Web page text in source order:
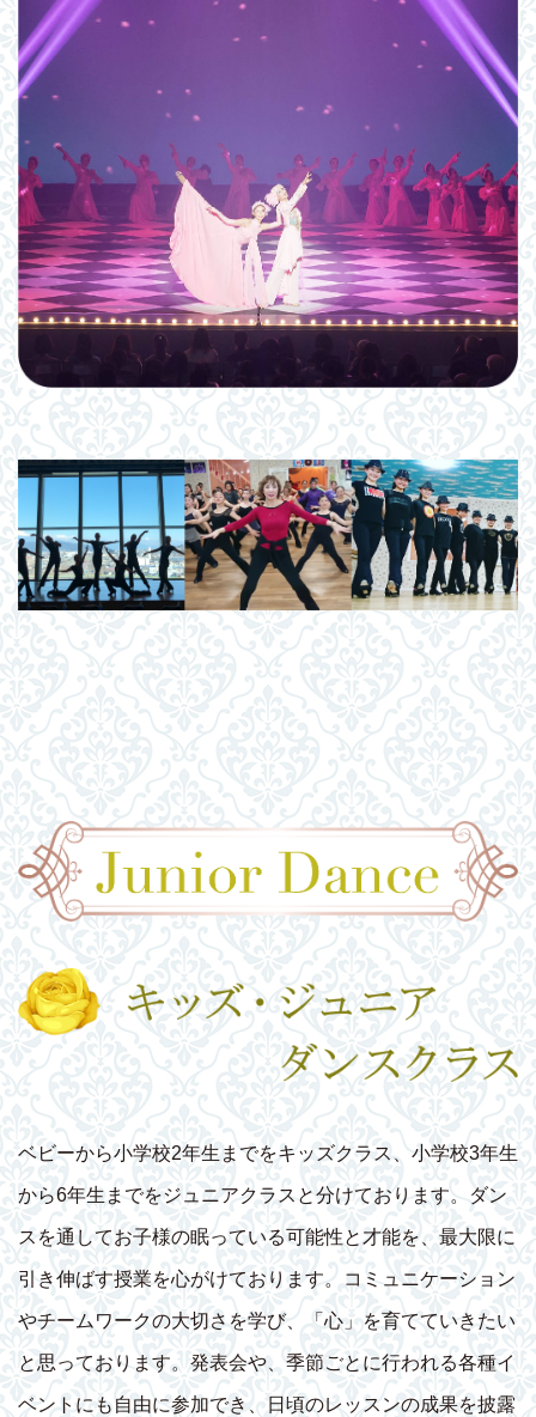
ベビーから小学校2年生までをキッズクラス、小学校3年生
から6年生までをジュニアクラスと分けております。ダン
スを通してお子様の眠っている可能性と才能を、最大限に
引き伸ばす授業を心がけております。コミュニケーション
やチームワークの大切さを学び、「心」を育てていきたい
と思っております。発表会や、季節ごとに行われる各種イ
ベントにも自由に参加でき、日頃のレッスンの成果を披露